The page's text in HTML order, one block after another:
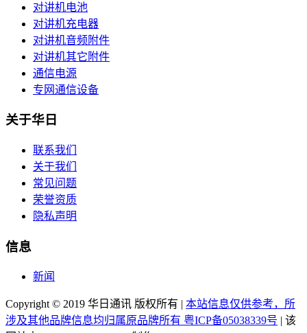
对讲机电池
对讲机充电器
对讲机音频附件
对讲机其它附件
通信电源
专网通信设备
关于华日
联系我们
关于我们
常见问题
荣誉资质
隐私声明
信息
新闻
Copyright © 2019 华日通讯 版权所有 | 本站信息仅供参考，所
涉及其他品牌信息均归属原品牌所有 粤ICP备05038339号 | 该